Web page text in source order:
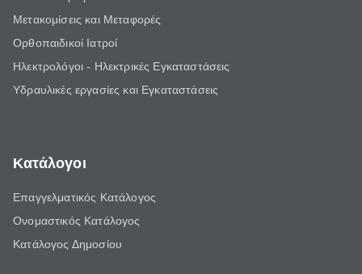
Μετακομίσεις και Μεταφορές
Ορθοπαιδικοί Ιατροί
Ηλεκτρολόγοι - Ηλεκτρικές Εγκαταστάσεις
Υδραυλικές εργασίες και Εγκαταστάσεις
Κατάλογοι
Επαγγελματικός Κατάλογος
Ονομαστικός Κατάλογος
Κατάλογος Δημοσίου